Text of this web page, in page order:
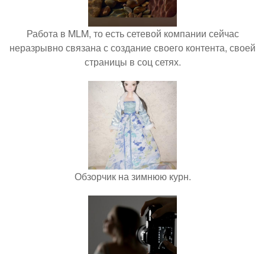
Работа в MLM, то есть сетевой компании сейчас
неразрывно связана с создание своего контента, своей
страницы в соц сетях.
Обзорчик на зимнюю курн.